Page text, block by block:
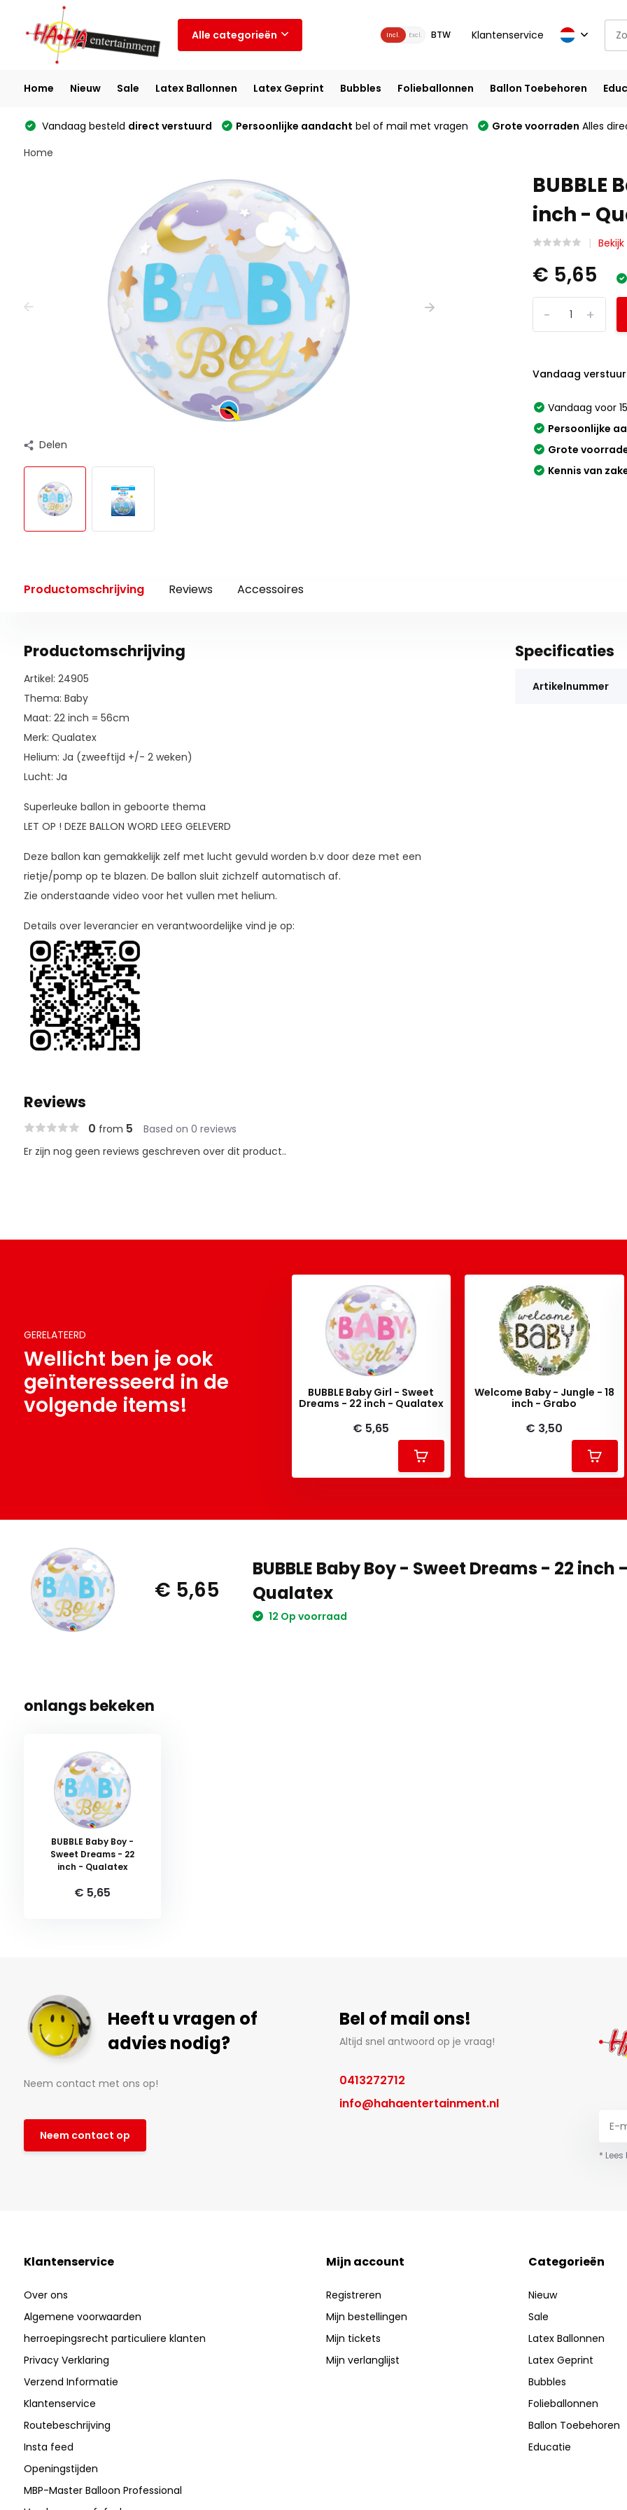
Alle categorieën Incl. Excl. BTW Klantenservice
Home Nieuw Sale Latex Ballonnen Latex Geprint Bubbles Folieballonnen Ballon Toebehoren
Vandaag besteld direct verstuurd Persoonlijke aandacht bel of mail met vragen Grote voorraden Alles
Home
Delen
BUBBLE
inch -
€ 5,65
+
-
Vandaag
Vandaag voor
Persoonlijke
Grote
Kennis van
Productomschrijving Reviews Accessoires
Productomschrijving
Artikel: 24905
Thema: Baby
Maat: 22 inch = 56cm
Merk: Qualatex
Helium: Ja (zweeftijd +/- 2 weken)
Lucht: Ja
Superleuke ballon in geboorte thema
LET OP ! DEZE BALLON WORD LEEG GELEVERD
Deze ballon kan gemakkelijk zelf met lucht gevuld worden b.v door deze met een
rietje/pomp op te blazen. De ballon sluit zichzelf automatisch af.
Zie onderstaande video voor het vullen met helium.
Details over leverancier en verantwoordelijke vind je op:
Specificaties
Artikelnummer
Reviews
0 from 5 Based on 0 reviews
Er zijn nog geen reviews geschreven over dit product..
GERELATEERD
Wellicht ben je ook
geïnteresseerd in de
volgende items!
Baby - Jungle
- 30 inch - Grabo
SALE > ECO - Welcome Baby
Hot Air Balloons - 18 inch - K.
BUBBLE Baby Girl - Sweet
Dreams - 22 inch - Qualatex
€ 5,65
Welcome Baby - Jungle - 18
inch - Grabo
€ 3,50
€ 5,65
BUBBLE Baby Boy - Sweet Dreams - 22 inch -
Qualatex
12 Op voorraad
onlangs bekeken
BUBBLE Baby Boy -
Sweet Dreams - 22
inch - Qualatex
€ 5,65
Heeft u vragen of
advies nodig?
Neem contact met ons op!
Neem contact op
Bel of mail ons!
Altijd snel antwoord op je vraag!
0413272712
info@hahaentertainment.nl
*
Klantenservice
Over ons
Algemene voorwaarden
herroepingsrecht particuliere klanten
Privacy Verklaring
Verzend Informatie
Klantenservice
Routebeschrijving
Insta feed
Openingstijden
MBP-Master Balloon Professional
Mijn account
Registreren
Mijn bestellingen
Mijn tickets
Mijn verlanglijst
Categorieën
Nieuw
Sale
Latex Ballonnen
Latex Geprint
Bubbles
Folieballonnen
Ballon Toebehoren
Educatie